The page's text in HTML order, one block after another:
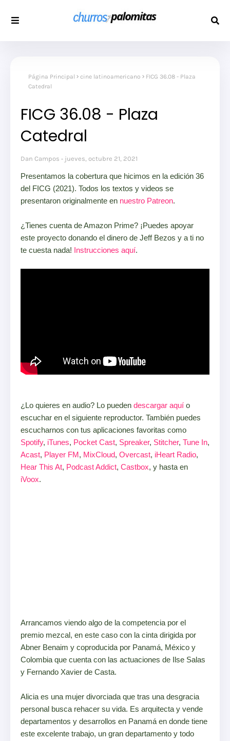
Página Principal cine latinoamericano
FICG 36.08 - Plaza
Catedral
FICG 36.08 - Plaza
Catedral
Dan Campos jueves, octubre 21, 2021
Presentamos la cobertura que hicimos en la edición 36
del FICG (2021). Todos los textos y videos se
presentaron originalmente en nuestro Patreon.
¿Tienes cuenta de Amazon Prime? ¡Puedes apoyar
este proyecto donando el dinero de Jeff Bezos y a ti no
te cuesta nada! Instrucciones aquí.
¿Lo quieres en audio? Lo pueden descargar aquí o
escuchar en el siguiente reproductor. También puedes
escucharnos con tus aplicaciones favoritas como
Spotify, iTunes, Pocket Cast, Spreaker, Stitcher, Tune In,
Acast, Player FM, MixCloud, Overcast, iHeart Radio,
Hear This At, Podcast Addict, Castbox, y hasta en
iVoox.
Arrancamos viendo algo de la competencia por el
premio mezcal, en este caso con la cinta dirigida por
Abner Benaim y coproducida por Panamá, México y
Colombia que cuenta con las actuaciones de Ilse Salas
y Fernando Xavier de Casta.
Alicia es una mujer divorciada que tras una desgracia
personal busca rehacer su vida. Es arquitecta y vende
departamentos y desarrollos en Panamá en donde tiene
este excelente trabajo, un gran departamento y todo